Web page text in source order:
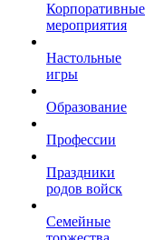
Корпоративные
мероприятия
Настольные
игры
Образование
Профессии
Праздники
родов войск
Семейные